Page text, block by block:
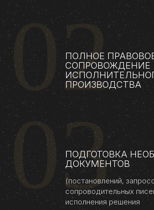
ПОЛНОЕ
СОПРОВОЖДЕНИЕ
ПРОИЗВОДСТВА
02
ПОДГОТОВКА
ДОКУМЕНТОВ
(постановлений,
сопроводительных
исполнения решения
03